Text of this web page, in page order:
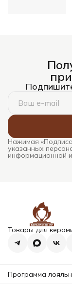
Нажимая
указанных
информационной
Товары для
Программа